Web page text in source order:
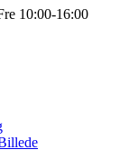
10:00-16:00